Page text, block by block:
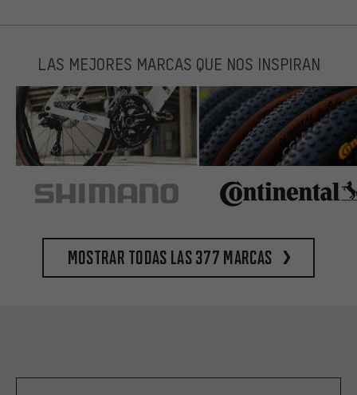
LAS MEJORES MARCAS QUE NOS INSPIRAN
Mostrar todas las 377 marcas